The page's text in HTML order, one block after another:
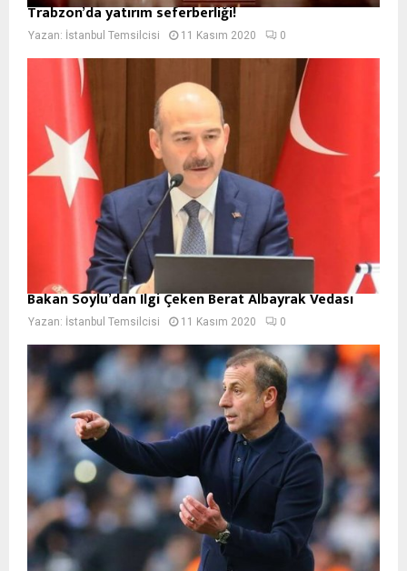
Trabzon’da yatırım seferberliği!
Yazan: İstanbul Temsilcisi 11 Kasım 2020 0
Bakan Soylu’dan İlgi Çeken Berat Albayrak Vedası
Yazan: İstanbul Temsilcisi 11 Kasım 2020 0